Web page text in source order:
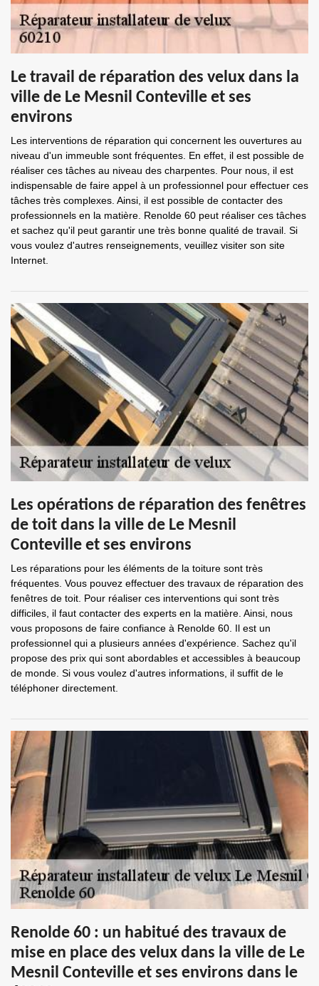
Le travail de réparation des velux dans la
ville de Le Mesnil Conteville et ses
environs
Les interventions de réparation qui concernent les ouvertures au
niveau d'un immeuble sont fréquentes. En effet, il est possible de
réaliser ces tâches au niveau des charpentes. Pour nous, il est
indispensable de faire appel à un professionnel pour effectuer ces
tâches très complexes. Ainsi, il est possible de contacter des
professionnels en la matière. Renolde 60 peut réaliser ces tâches
et sachez qu'il peut garantir une très bonne qualité de travail. Si
vous voulez d'autres renseignements, veuillez visiter son site
Internet.
Les opérations de réparation des fenêtres
de toit dans la ville de Le Mesnil
Conteville et ses environs
Les réparations pour les éléments de la toiture sont très
fréquentes. Vous pouvez effectuer des travaux de réparation des
fenêtres de toit. Pour réaliser ces interventions qui sont très
difficiles, il faut contacter des experts en la matière. Ainsi, nous
vous proposons de faire confiance à Renolde 60. Il est un
professionnel qui a plusieurs années d'expérience. Sachez qu'il
propose des prix qui sont abordables et accessibles à beaucoup
de monde. Si vous voulez d'autres informations, il suffit de le
téléphoner directement.
Renolde 60 : un habitué des travaux de
mise en place des velux dans la ville de Le
Mesnil Conteville et ses environs dans le